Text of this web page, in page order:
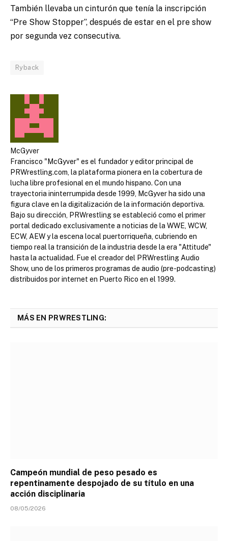
También llevaba un cinturón que tenía la inscripción
“Pre Show Stopper”, después de estar en el pre show
por segunda vez consecutiva.
Ryback
McGyver
Francisco "McGyver" es el fundador y editor principal de
PRWrestling.com, la plataforma pionera en la cobertura de
lucha libre profesional en el mundo hispano. Con una
trayectoria ininterrumpida desde 1999, McGyver ha sido una
figura clave en la digitalización de la información deportiva.
Bajo su dirección, PRWrestling se estableció como el primer
portal dedicado exclusivamente a noticias de la WWE, WCW,
ECW, AEW y la escena local puertorriqueña, cubriendo en
tiempo real la transición de la industria desde la era "Attitude"
hasta la actualidad. Fue el creador del PRWrestling Audio
Show, uno de los primeros programas de audio (pre-podcasting)
distribuidos por internet en Puerto Rico en el 1999.
MÁS EN PRWRESTLING:
Campeón mundial de peso pesado es
repentinamente despojado de su título en una
acción disciplinaria
08/05/2026